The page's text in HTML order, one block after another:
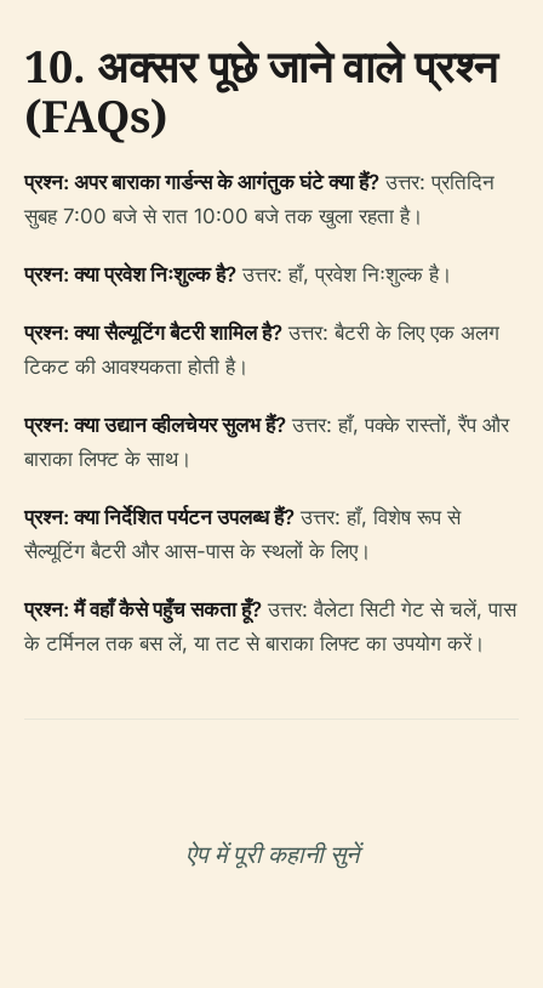
10. अक्सर पूछे जाने वाले प्रश्न
(FAQs)
प्रश्न: अपर बाराका गार्डन्स के आगंतुक घंटे क्या हैं? उत्तर: प्रतिदिन
सुबह 7:00 बजे से रात 10:00 बजे तक खुला रहता है।
प्रश्न: क्या प्रवेश निःशुल्क है? उत्तर: हाँ, प्रवेश निःशुल्क है।
प्रश्न: क्या सैल्यूटिंग बैटरी शामिल है? उत्तर: बैटरी के लिए एक अलग
टिकट की आवश्यकता होती है।
प्रश्न: क्या उद्यान व्हीलचेयर सुलभ हैं? उत्तर: हाँ, पक्के रास्तों, रैंप और
बाराका लिफ्ट के साथ।
प्रश्न: क्या निर्देशित पर्यटन उपलब्ध हैं? उत्तर: हाँ, विशेष रूप से
सैल्यूटिंग बैटरी और आस-पास के स्थलों के लिए।
प्रश्न: मैं वहाँ कैसे पहुँच सकता हूँ? उत्तर: वैलेटा सिटी गेट से चलें, पास
के टर्मिनल तक बस लें, या तट से बाराका लिफ्ट का उपयोग करें।
ऐप में पूरी कहानी सुनें